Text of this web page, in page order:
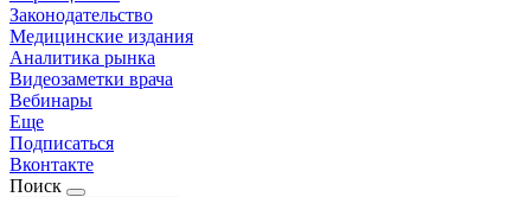
Законодательство
Медицинские издания
Аналитика рынка
Видеозаметки врача
Вебинары
Еще
Подписаться
Вконтакте
Поиск